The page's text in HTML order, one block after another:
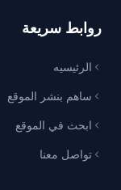
روابط سريعة
الرئيسيه
ساهم بنشر الموقع
ابحث في الموقع
تواصل معنا